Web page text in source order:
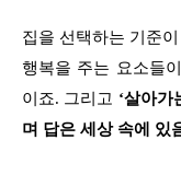
집을 선택하는 기준
행복을 주는 요소들
이죠. 그리고 ‘살아가
며 답은 세상 속에 있